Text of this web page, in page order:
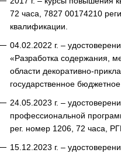
72 часа, 7827 00174210
квалификации.
04.02.2022 г. –
«Разработка содержания,
области декоративно-
государственное
24.05.2023 г. –
профессиональной
рег. номер 1206, 72 часа,
15.12.2023 г. –